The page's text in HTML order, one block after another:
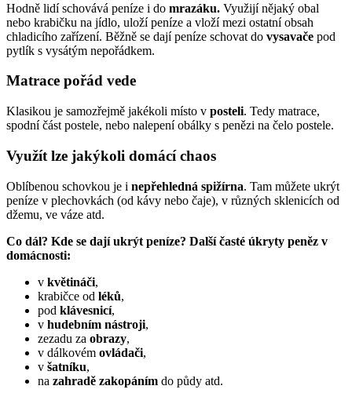
Hodně lidí schovává peníze i do mrazáku. Využijí nějaký obal
nebo krabičku na jídlo, uloží peníze a vloží mezi ostatní obsah
chladicího zařízení. Běžně se dají peníze schovat do vysavače pod
pytlík s vysátým nepořádkem.
Matrace pořád vede
Klasikou je samozřejmě jakékoli místo v posteli. Tedy matrace,
spodní část postele, nebo nalepení obálky s penězi na čelo postele.
Využít lze jakýkoli domácí chaos
Oblíbenou schovkou je i nepřehledná spižírna. Tam můžete ukrýt
peníze v plechovkách (od kávy nebo čaje), v různých sklenicích od
džemu, ve váze atd.
Co dál? Kde se dají ukrýt peníze? Dalšíčasté úkryty peněz v
domácnosti:
v květináči,
krabičce od léků,
pod klávesnicí,
v hudebním nástroji,
zezadu za obrazy,
v dálkovém ovládači,
v šatníku,
na zahradě zakopáním do půdy atd.